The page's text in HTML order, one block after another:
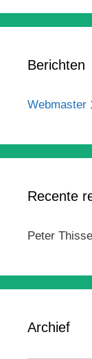
Berichten
Webmaster
Recente
Peter
Archief